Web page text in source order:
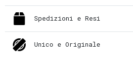
Spedizioni e Resi
Unico e Originale